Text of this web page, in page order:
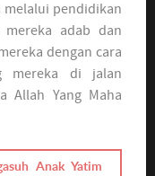
melalui pendidikan
mereka adab dan
dengan cara
mereka di jalan
Allah Yang Maha
Anak Yatim